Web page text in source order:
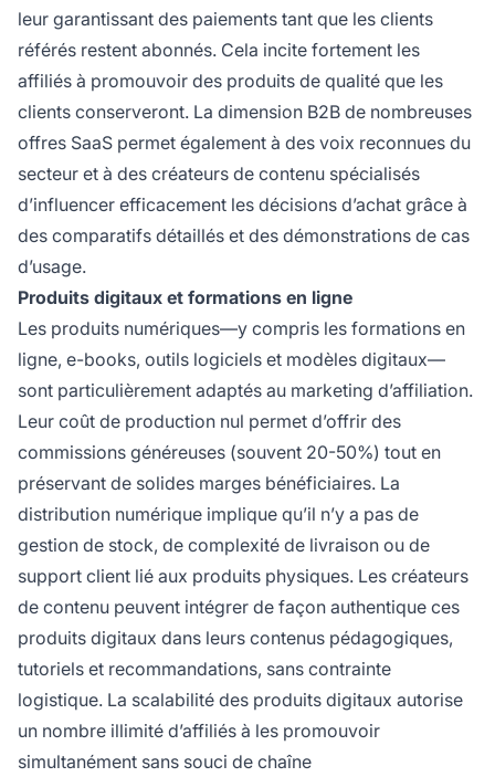
leur garantissant des paiements tant que les clients
référés restent abonnés. Cela incite fortement les
affiliés à promouvoir des produits de qualité que les
clients conserveront. La dimension B2B de nombreuses
offres SaaS permet également à des voix reconnues du
secteur et à des créateurs de contenu spécialisés
d’influencer efficacement les décisions d’achat grâce à
des comparatifs détaillés et des démonstrations de cas
d’usage.
Produits digitaux et formations en ligne
Les produits numériques—y compris les formations en
ligne, e-books, outils logiciels et modèles digitaux—
sont particulièrement adaptés au marketing d’affiliation.
Leur coût de production nul permet d’offrir des
commissions généreuses (souvent 20-50%) tout en
préservant de solides marges bénéficiaires. La
distribution numérique implique qu’il n’y a pas de
gestion de stock, de complexité de livraison ou de
support client lié aux produits physiques. Les créateurs
de contenu peuvent intégrer de façon authentique ces
produits digitaux dans leurs contenus pédagogiques,
tutoriels et recommandations, sans contrainte
logistique. La scalabilité des produits digitaux autorise
un nombre illimité d’affiliés à les promouvoir
simultanément sans souci de chaîne